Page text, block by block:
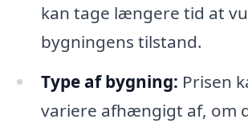
kan tage længere tid at
bygningens tilstand.
Type af bygning: Prisen
variere afhængigt af, om